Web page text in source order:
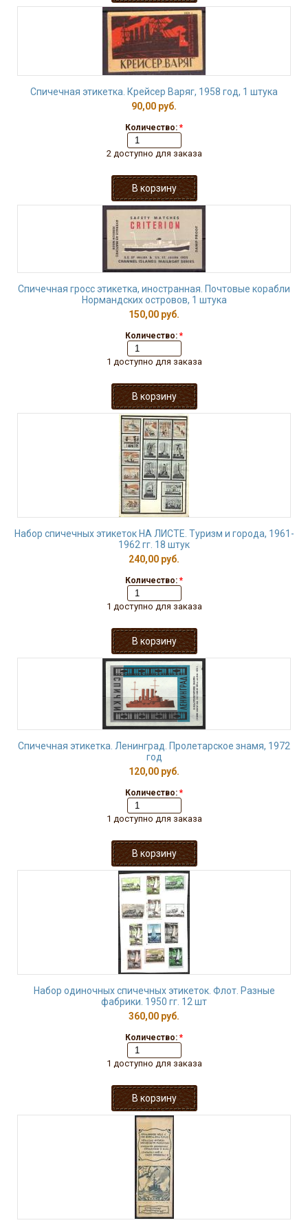
Спичечная этикетка. Крейсер Варяг, 1958 год, 1 штука
90,00 руб.
Количество: *
2 доступно для заказа
Спичечная гросс этикетка, иностранная. Почтовые корабли
Нормандских островов, 1 штука
150,00 руб.
Количество: *
1 доступно для заказа
Набор спичечных этикеток НА ЛИСТЕ. Туризм и города, 1961-
1962 гг. 18 штук
240,00 руб.
Количество: *
1 доступно для заказа
Спичечная этикетка. Ленинград. Пролетарское знамя, 1972
год
120,00 руб.
Количество: *
1 доступно для заказа
Набор одиночных спичечных этикеток. Флот. Разные
фабрики. 1950 гг. 12 шт
360,00 руб.
Количество: *
1 доступно для заказа